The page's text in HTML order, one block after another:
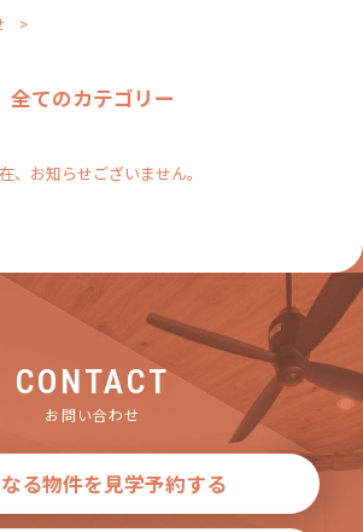
>
全てのカテゴリー
、お知らせございません。
CONTACT
お問い合わせ
る物件を見学予約する